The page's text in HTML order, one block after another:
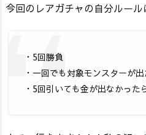
今回のレアガチャの自分ルール
・5回勝負
・一回でも対象モンスターが
・5回引いても金が出なかった